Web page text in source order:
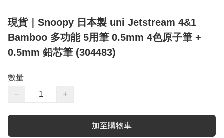
現貨｜Snoopy 日本製 uni Jetstream 4&1
Bamboo 多功能 5用筆 0.5mm 4色原子筆 +
0.5mm 鉛芯筆 (304483)
數量
−
+
加至購物車